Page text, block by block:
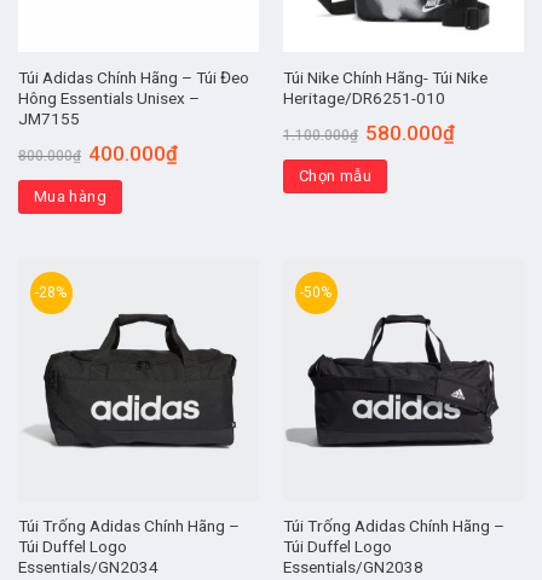
Túi Adidas Chính Hãng – Túi Đeo
Hông Essentials Unisex –
JM7155
800.000₫ 400.000₫
Mua hàng
Túi Nike Chính Hãng- Túi Nike
Heritage/DR6251-010
1.100.000₫ 580.000₫
Chọn mẫu
-28%
Túi Trống Adidas Chính Hãng –
Túi Duffel Logo
Essentials/GN2034
-50%
Túi Trống Adidas Chính Hãng –
Túi Duffel Logo
Essentials/GN2038